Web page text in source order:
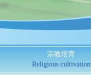
宗教培育
Religious cultivation